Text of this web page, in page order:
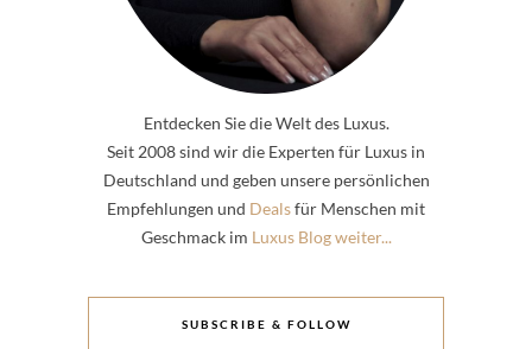
Entdecken Sie die Welt des Luxus.
Seit 2008 sind wir die Experten für Luxus in
Deutschland und geben unsere persönlichen
Empfehlungen und Dealsfür Menschen mit
Geschmack im Luxus Blog weiter...
SUBSCRIBE & FOLLOW